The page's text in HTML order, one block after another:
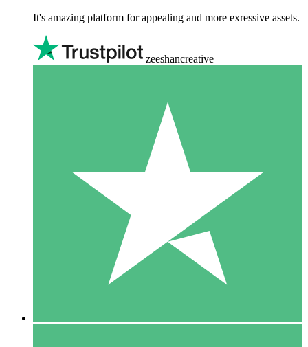
It's amazing platform for appealing and more exressive assets.
zeeshancreative